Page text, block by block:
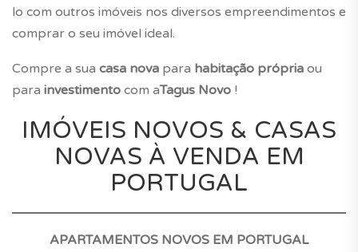
lo com outros imóveis nos diversos empreendimentos e
comprar o seu imóvel ideal.
Compre a sua casa nova para habitação própria ou
para investimento com aTagus Novo !
IMÓVEIS NOVOS & CASAS
NOVAS À VENDA EM
PORTUGAL
APARTAMENTOS NOVOS EM PORTUGAL